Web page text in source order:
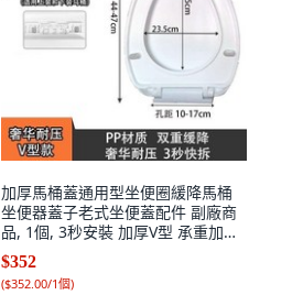
加厚馬桶蓋通用型坐便圈緩降馬桶
坐便器蓋子老式坐便蓋配件 副廠商
品, 1個, 3秒安裝 加厚V型 承重加強,
加厚V型
$352
($352.00/1個)